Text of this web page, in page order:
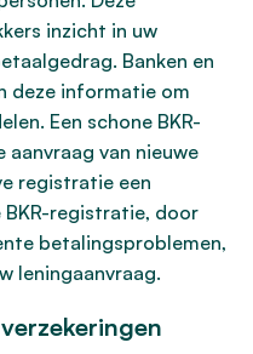
inzicht in uw
Banken en
deze informatie om
Een schone BKR-
van nieuwe
registratie een
BKR-registratie, door
betalingsproblemen,
leningaanvraag.